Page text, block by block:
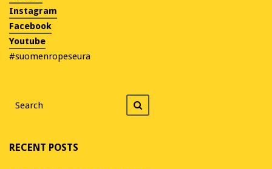
Instagram
Facebook
Youtube
#suomenropeseura
for
RECENT POSTS